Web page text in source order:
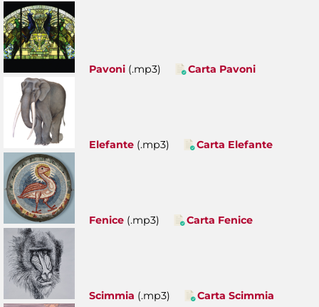
Pavoni (.mp3) Carta Pavoni
Elefante (.mp3) Carta Elefante
Fenice (.mp3) Carta Fenice
Scimmia (.mp3) Carta Scimmia